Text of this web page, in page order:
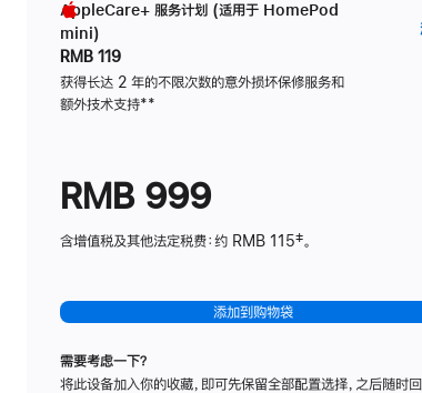
AppleCare+ 服务计划 (适用于 HomePod
mini)
RMB 119
获得长达 2 年的不限次数的意外损坏保修服务和
额外技术支持脚
**
RMB 999
含增值税及其他法定税费：约 RMB 115‡。
添加到购物袋
需要考虑一下？
将此设备加入你的收藏，即可先保留全部配置选择，之后随时回